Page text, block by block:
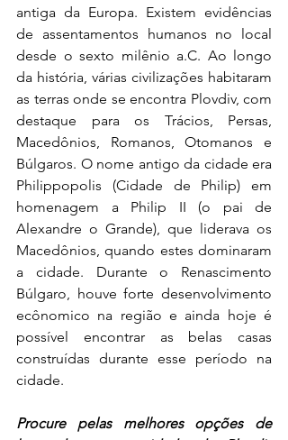
antiga da Europa. Existem evidências
de assentamentos humanos no local
desde o sexto milênio a.C. Ao longo
da história, várias civilizações habitaram
as terras onde se encontra Plovdiv, com
destaque para os Trácios, Persas,
Macedônios, Romanos, Otomanos e
Búlgaros. O nome antigo da cidade era
Philippopolis (Cidade de Philip) em
homenagem a Philip II (o pai de
Alexandre o Grande), que liderava os
Macedônios, quando estes dominaram
a cidade. Durante o Renascimento
Búlgaro, houve forte desenvolvimento
ecônomico na região e ainda hoje é
possível encontrar as belas casas
construídas durante esse período na
cidade.
Procure pelas melhores opções de